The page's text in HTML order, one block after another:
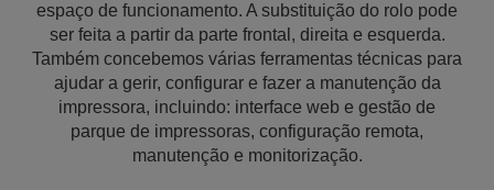
espaço de funcionamento. A substituição do rolo pode
ser feita a partir da parte frontal, direita e esquerda.
Também concebemos várias ferramentas técnicas para
ajudar a gerir, configurar e fazer a manutenção da
impressora, incluindo: interface web e gestão de
parque de impressoras, configuração remota,
manutenção e monitorização.